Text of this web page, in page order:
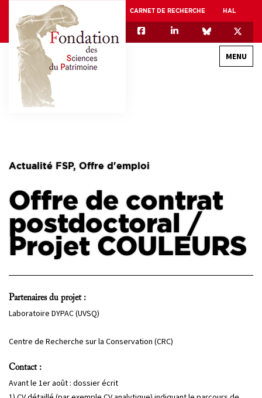
CARNET DE RECHERCHE HAL
MENU
ASSOCIATION DES JEUNES CHERCHEURS EN SCIENCES DU PATRIMOINE – AFJ2CSP
EQUIPEX PATRIMEX
EQUIPEX + ESPADON
Actualité FSP, Offre d'emploi
Offre de contrat
postdoctoral /
Projet COULEURS
Partenaires du projet :
Laboratoire DYPAC (UVSQ)
Centre de Recherche sur la Conservation (CRC)
Contact :
Avant le 1er août : dossier écrit